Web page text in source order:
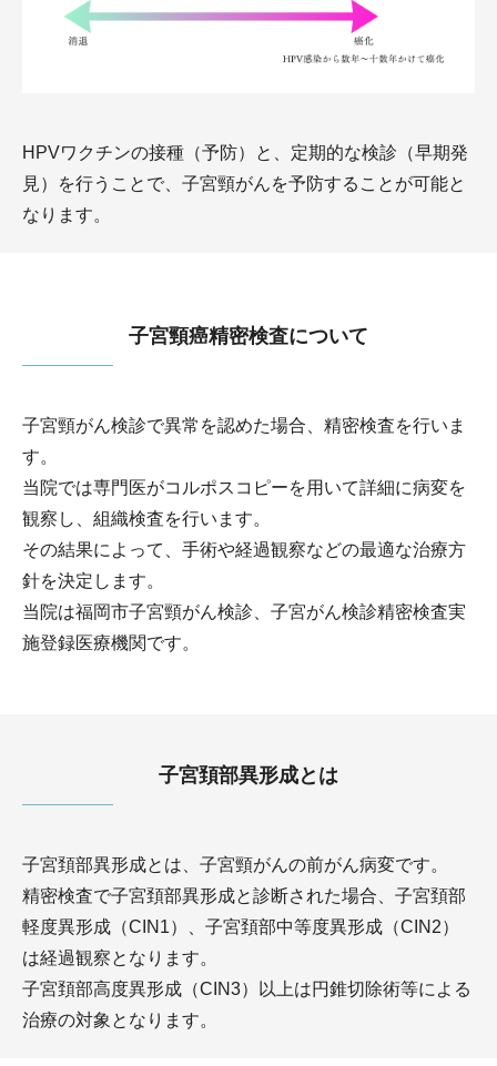
HPVワクチンの接種（予防）と、定期的な検診（早期発
見）を行うことで、子宮頸がんを予防することが可能と
なります。
子宮頸癌精密検査について
子宮頸がん検診で異常を認めた場合、精密検査を行いま
す。
当院では専門医がコルポスコピーを用いて詳細に病変を
観察し、組織検査を行います。
その結果によって、手術や経過観察などの最適な治療方
針を決定します。
当院は福岡市子宮頸がん検診、子宮がん検診精密検査実
施登録医療機関です。
子宮頚部異形成とは
子宮頚部異形成とは、子宮頸がんの前がん病変です。
精密検査で子宮頚部異形成と診断された場合、子宮頚部
軽度異形成（CIN1）、子宮頚部中等度異形成（CIN2）
は経過観察となります。
子宮頚部高度異形成（CIN3）以上は円錐切除術等による
治療の対象となります。